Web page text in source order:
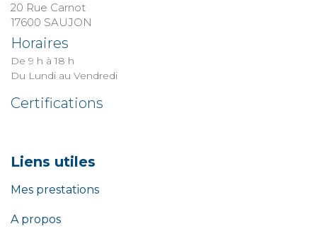
20 Rue Carnot
​​​​​​​17600 SAUJON
Horaires
De 9 h à 18 h
Du Lundi au Vendredi
Certifications
Liens utiles
Mes prestations
A propos